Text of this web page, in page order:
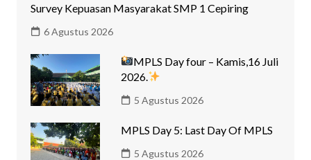
Survey Kepuasan Masyarakat SMP 1 Cepiring
6 Agustus 2026
MPLS Day four – Kamis,16 Juli
2026.
5 Agustus 2026
MPLS Day 5: Last Day Of MPLS
5 Agustus 2026